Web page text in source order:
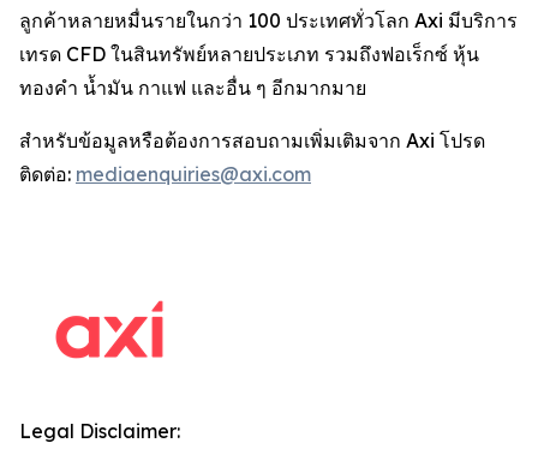
ลูกค้าหลายหมื่นรายในกว่า 100 ประเทศทั่วโลก Axi มีบริการ
เทรด CFD ในสินทรัพย์หลายประเภท รวมถึงฟอเร็กซ์ หุ้น
ทองคำ น้ำมัน กาแฟ และอื่น ๆ อีกมากมาย
สำหรับข้อมูลหรือต้องการสอบถามเพิ่มเติมจาก Axi โปรด
ติดต่อ: mediaenquiries@axi.com
Legal Disclaimer: